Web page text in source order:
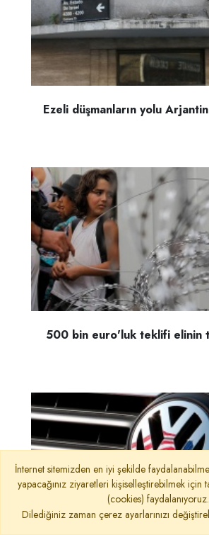
Ezeli düşmanların yolu
500 bin euro'luk teklifi elinin
İnternet sitemizden en iyi şekilde
yapacağınız ziyaretleri kişiselleştirebilmek için
(cookies) faydalanıyoruz.
Dilediğiniz zaman çerez ayarlarınızı